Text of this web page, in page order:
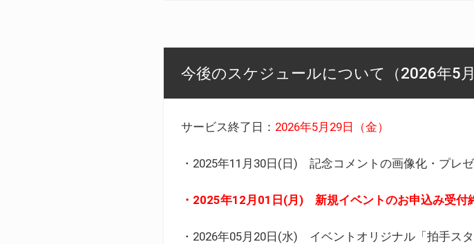
今後のスケジュールについて（2026年5月
サービス終了日： 2026年5月29日（金）
・2025年11月30日(日) 記念コメントの画像化・プレ
・2025年12月01日(月) 新規イベントのお申込み受付
・2026年05月20日(水) イベントオリジナル「拍手ス